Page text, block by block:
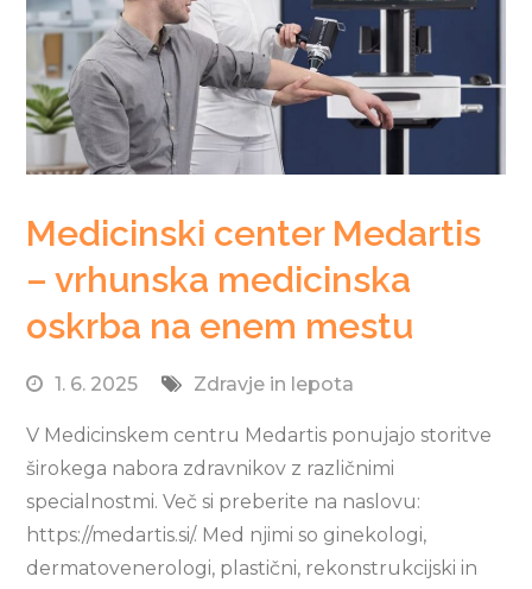
Medicinski center Medartis
– vrhunska medicinska
oskrba na enem mestu
1. 6. 2025 Zdravje in lepota
V Medicinskem centru Medartis ponujajo storitve
širokega nabora zdravnikov z različnimi
specialnostmi. Več si preberite na naslovu:
https://medartis.si/. Med njimi so ginekologi,
dermatovenerologi, plastični, rekonstrukcijski in